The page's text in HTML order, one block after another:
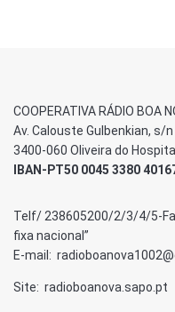
COOPERATIVA RÁDIO BOA
Av. Calouste Gulbenkian, s/n
3400-060 Oliveira do Hospital
IBAN-PT50 0045 3380
Telf/ 238605200/2/3/4/5-
fixa nacional”
E-mail:
Site: radioboanova.sapo.pt